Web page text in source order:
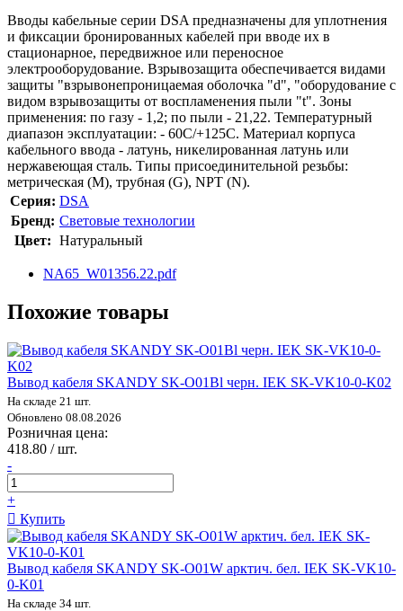
Вводы кабельные серии DSA предназначены для уплотнения
и фиксации бронированных кабелей при вводе их в
стационарное, передвижное или переносное
электрооборудование. Взрывозащита обеспечивается видами
защиты "взрывонепроницаемая оболочка "d", "оборудование с
видом взрывозащиты от воспламенения пыли "t". Зоны
применения: по газу - 1,2; по пыли - 21,22. Температурный
диапазон эксплуатации: - 60С/+125С. Материал корпуса
кабельного ввода - латунь, никелированная латунь или
нержавеющая сталь. Типы присоединительной резьбы:
метрическая (M), трубная (G), NPT (N).
Серия: DSA
Бренд: Световые технологии
Цвет: Натуральный
NA65_W01356.22.pdf
Похожие товары
Вывод кабеля SKANDY SK-O01Bl черн. IEK SK-VK10-0-K02
На складе 21 шт.
Обновлено 08.08.2026
Розничная цена:
418.80 / шт.
-
+
Купить
Вывод кабеля SKANDY SK-O01W арктич. бел. IEK SK-VK10-
0-K01
На складе 34 шт.